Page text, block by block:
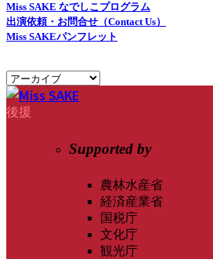
Miss SAKE なでしこプログラム
出演依頼・お問合せ（Contact Us）
Miss SAKEパンフレット
後援
Supported by
農林水産省
経済産業省
国税庁
文化庁
観光庁